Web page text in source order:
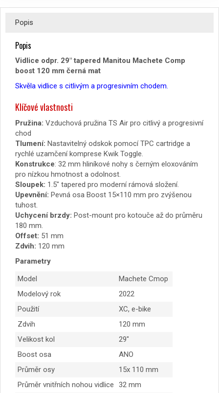
Popis
Popis
Vidlice odpr. 29″ tapered Manitou Machete Comp
boost 120 mm černá mat
Skvěla vidlice s citlivým a progresivním chodem.
Klíčové vlastnosti
Pružina: Vzduchová pružina TS Air pro citlivý a progresivní
chod
Tlumení: Nastavitelný odskok pomocí TPC cartridge a
rychlé uzamčení komprese Kwik Toggle.
Konstrukce: 32 mm hliníkové nohy s černým eloxováním
pro nízkou hmotnost a odolnost.
Sloupek: 1.5″ tapered pro moderní rámová složení.
Upevnění: Pevná osa Boost 15×110 mm pro zvýšenou
tuhost.
Uchycení brzdy: Post-mount pro kotouče až do průměru
180 mm.
Offset: 51 mm
Zdvih: 120 mm
Parametry
Model
Machete Cmop
Modelový rok
2022
Použití
XC, e-bike
Zdvih
120 mm
Velikost kol
29″
Boost osa
ANO
Průměr osy
15x 110 mm
Průměr vnitřních nohou vidlice
32 mm